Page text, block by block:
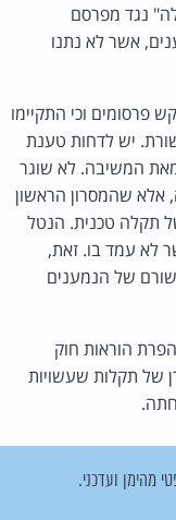
נגד מפרסם
אשר לא נתנו
וכי התקיימו
לחוק התקשורת. יש לדחות טענת
המשיבה. לא שוגר
אלא שהמסרון הראשון
תקלה טכנית. הנטל
לא עמד בו. זאת,
של הנמענים
הוראות חוק
של תקלות שעשויות
מהימן ועדכני.